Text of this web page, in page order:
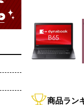
商品ラン